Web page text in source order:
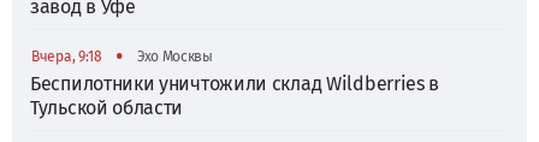
завод в Уфе
Вчера, 9:18 • Эхо Москвы
Беспилотники уничтожили склад Wildberries в
Тульской области